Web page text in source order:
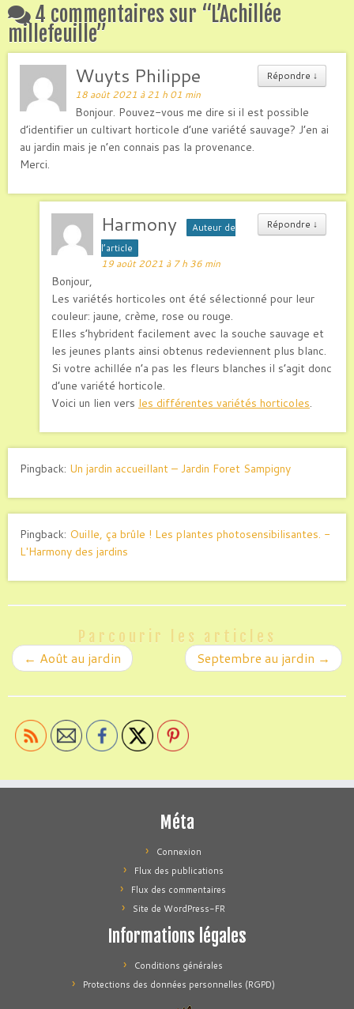
4 commentaires sur “L’Achillée
millefeuille”
Répondre ↓
Wuyts Philippe
18 août 2021 à 21 h 01 min
Bonjour. Pouvez-vous me dire si il est possible
d’identifier un cultivart horticole d’une variété sauvage? J’en ai
au jardin mais je n’en connais pas la provenance.
Merci.
Répondre ↓
Harmony
Auteur de
l’article
19 août 2021 à 7 h 36 min
Bonjour,
Les variétés horticoles ont été sélectionné pour leur
couleur: jaune, crème, rose ou rouge.
Elles s’hybrident facilement avec la souche sauvage et
les jeunes plants ainsi obtenus redeviennent plus blanc.
Si votre achillée n’a pas les fleurs blanches il s’agit donc
d’une variété horticole.
Voici un lien vers les différentes variétés horticoles.
Pingback: Un jardin accueillant – Jardin Foret Sampigny
Pingback: Ouille, ça brûle ! Les plantes photosensibilisantes. -
L'Harmony des jardins
Parcourir les articles
← Août au jardin Septembre au jardin →
Méta
Connexion
Flux des publications
Flux des commentaires
Site de WordPress-FR
Informations légales
Conditions générales
Protections des données personnelles (RGPD)